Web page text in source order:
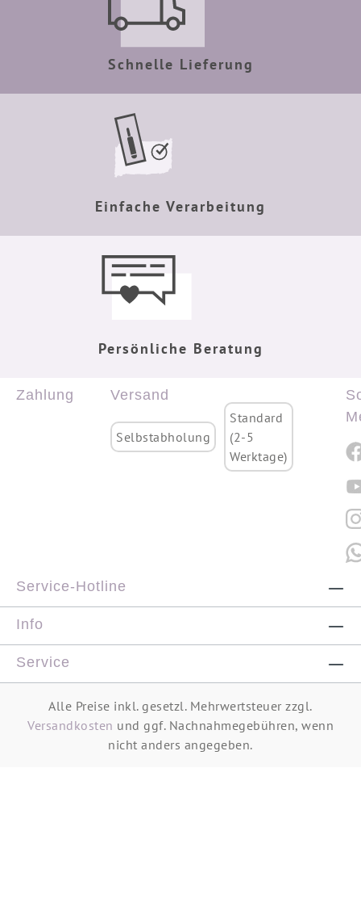
Schnelle Lieferung
Einfache Verarbeitung
Persönliche Beratung
Zahlung Versand
Selbstabholung
Standard
(2-5
Werktage)
Service-Hotline
Info
Service
Alle Preise inkl. gesetzl. Mehrwertsteuer zzgl.
Versandkosten und ggf. Nachnahmegebühren, wenn
nicht anders angegeben.